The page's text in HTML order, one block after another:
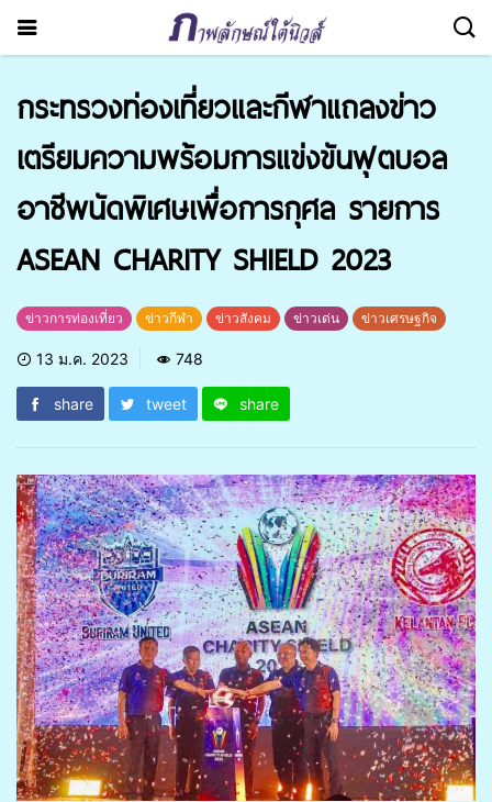
กระทรวงท่องเที่ยวและกีฬาแถลงข่าว
เตรียมความพร้อมการแข่งขันฟุตบอล
อาชีพนัดพิเศษเพื่อการกุศล รายการ
ASEAN CHARITY SHIELD 2023
ข่าวการท่องเที่ยว ข่าวกีฬา ข่าวสังคม ข่าวเด่น ข่าวเศรษฐกิจ
13 ม.ค. 2023 748
share tweet share